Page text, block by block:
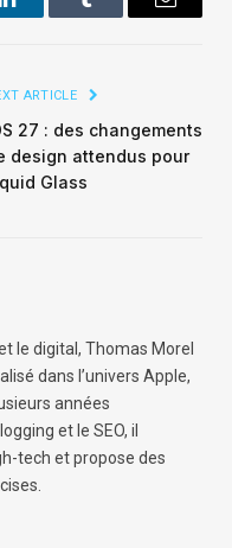
LinkedInTumblr Email
ARTICLE
27 : des changements
design attendus pour
Glass
le digital, Thomas Morel
dans l’univers Apple,
années
et le SEO, il
tech et propose des